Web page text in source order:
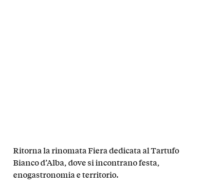
Ritorna la rinomata Fiera dedicata al Tartufo
Bianco d’Alba, dove si incontrano festa,
enogastronomia e territorio.